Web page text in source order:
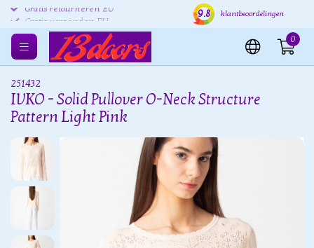
Gratis retourneren EU Verzending binnen 24 uur
9.8 klantbeoordelingen
0
251432
IVKO - Solid Pullover O-Neck Structure
Pattern Light Pink